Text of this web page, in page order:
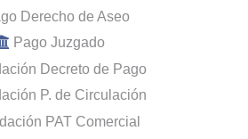
Derecho de Aseo
Pago Juzgado
Decreto de Pago
P. de Circulación
PAT Comercial